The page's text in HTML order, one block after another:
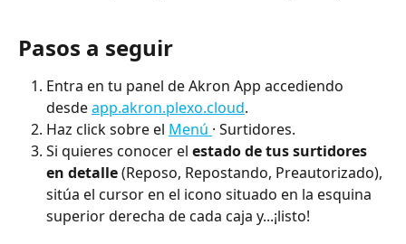
Pasos a seguir
Entra en tu panel de Akron App accediendo
desde app.akron.plexo.cloud.
Haz click sobre el Menú · Surtidores.
Si quieres conocer el estado de tus surtidores
en detalle (Reposo, Repostando, Preautorizado),
sitúa el cursor en el icono situado en la esquina
superior derecha de cada caja y...¡listo!